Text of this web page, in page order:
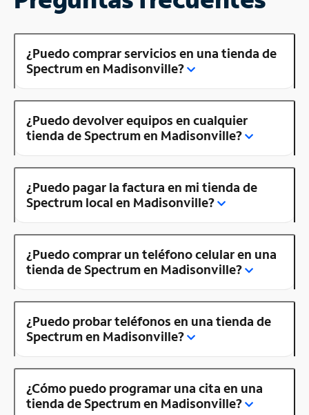
¿Puedo comprar servicios en una tienda de
Spectrum en Madisonville?
¿Puedo devolver equipos en cualquier
tienda de Spectrum en Madisonville?
¿Puedo pagar la factura en mi tienda de
Spectrum local en Madisonville?
¿Puedo comprar un teléfono celular en una
tienda de Spectrum en Madisonville?
¿Puedo probar teléfonos en una tienda de
Spectrum en Madisonville?
¿Cómo puedo programar una cita en una
tienda de Spectrum en Madisonville?